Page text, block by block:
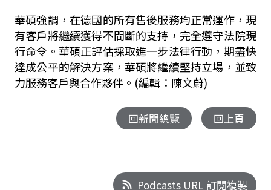
華碩強調，在德國的所有售後服務均正常運作，現
有客戶將繼續獲得不間斷的支持，完全遵守法院現
行命令。華碩正評估採取進一步法律行動，期盡快
達成公平的解決方案，華碩將繼續堅持立場，並致
力服務客戶與合作夥伴。(編輯：陳文蔚)
回新聞總覽 回上頁
Podcasts URL 訂閱複製